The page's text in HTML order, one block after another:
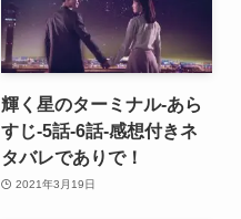
輝く星のターミナル-あら
すじ-5話-6話-感想付きネ
タバレでありで！
2021年3月19日